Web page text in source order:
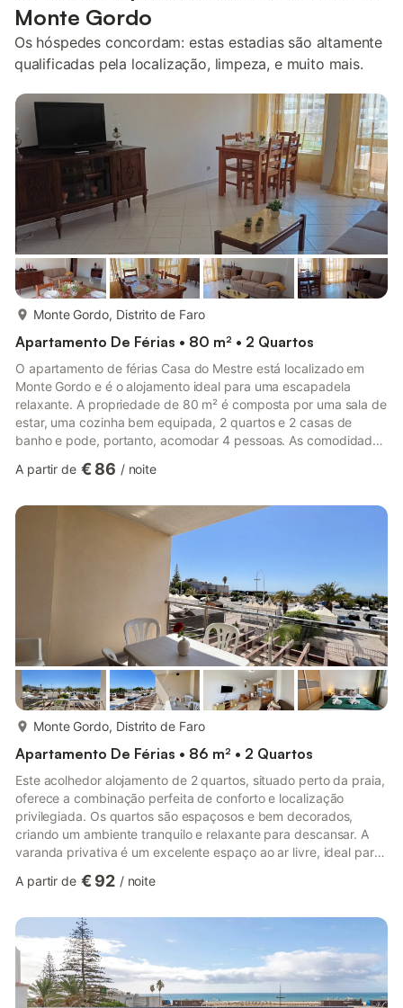
Monte Gordo
Os hóspedes concordam: estas estadias são altamente
qualificadas pela localização, limpeza, e muito mais.
Monte Gordo, Distrito de Faro
Apartamento De Férias • 80 m² • 2 Quartos
O apartamento de férias Casa do Mestre está localizado em
Monte Gordo e é o alojamento ideal para uma escapadela
relaxante. A propriedade de 80 m² é composta por uma sala de
estar, uma cozinha bem equipada, 2 quartos e 2 casas de
banho e pode, portanto, acomodar 4 pessoas. As comodidades
máquina de lavar roupa. Este aluguer de férias possui uma
propriedade está localizada perto da praia. Está disponível um
lugar de estacionamento na propriedade. Não são permitidos
A partir de € 86 / noite
Monte Gordo, Distrito de Faro
Apartamento De Férias • 86 m² • 2 Quartos
Este acolhedor alojamento de 2 quartos, situado perto da praia,
oferece a combinação perfeita de conforto e localização
privilegiada. Os quartos são espaçosos e bem decorados,
criando um ambiente tranquilo e relaxante para descansar. A
varanda privativa é um excelente espaço ao ar livre, ideal para
a praia a poucos minutos de distância, você pode facilmente
ou grupos de amigos, este alojamento proporciona uma estadia
confortável e memorável, perto de todas as atraçõe...
A partir de € 92 / noite